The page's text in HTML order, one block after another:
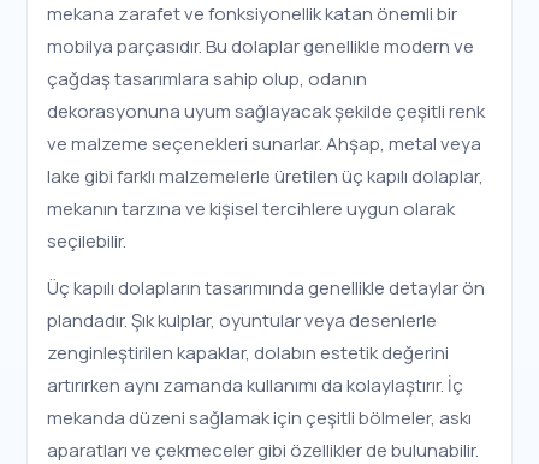
mekana zarafet ve fonksiyonellik katan önemli bir
mobilya parçasıdır. Bu dolaplar genellikle modern ve
çağdaş tasarımlara sahip olup, odanın
dekorasyonuna uyum sağlayacak şekilde çeşitli renk
ve malzeme seçenekleri sunarlar. Ahşap, metal veya
lake gibi farklı malzemelerle üretilen üç kapılı dolaplar,
mekanın tarzına ve kişisel tercihlere uygun olarak
seçilebilir.
Üç kapılı dolapların tasarımında genellikle detaylar ön
plandadır. Şık kulplar, oyuntular veya desenlerle
zenginleştirilen kapaklar, dolabın estetik değerini
artırırken aynı zamanda kullanımı da kolaylaştırır. İç
mekanda düzeni sağlamak için çeşitli bölmeler, askı
aparatları ve çekmeceler gibi özellikler de bulunabilir.